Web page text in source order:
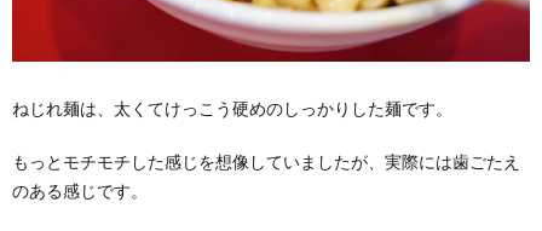
ねじれ麺は、太くてけっこう硬めのしっかりした麺です。
もっとモチモチした感じを想像していましたが、実際には歯ごたえ
のある感じです。